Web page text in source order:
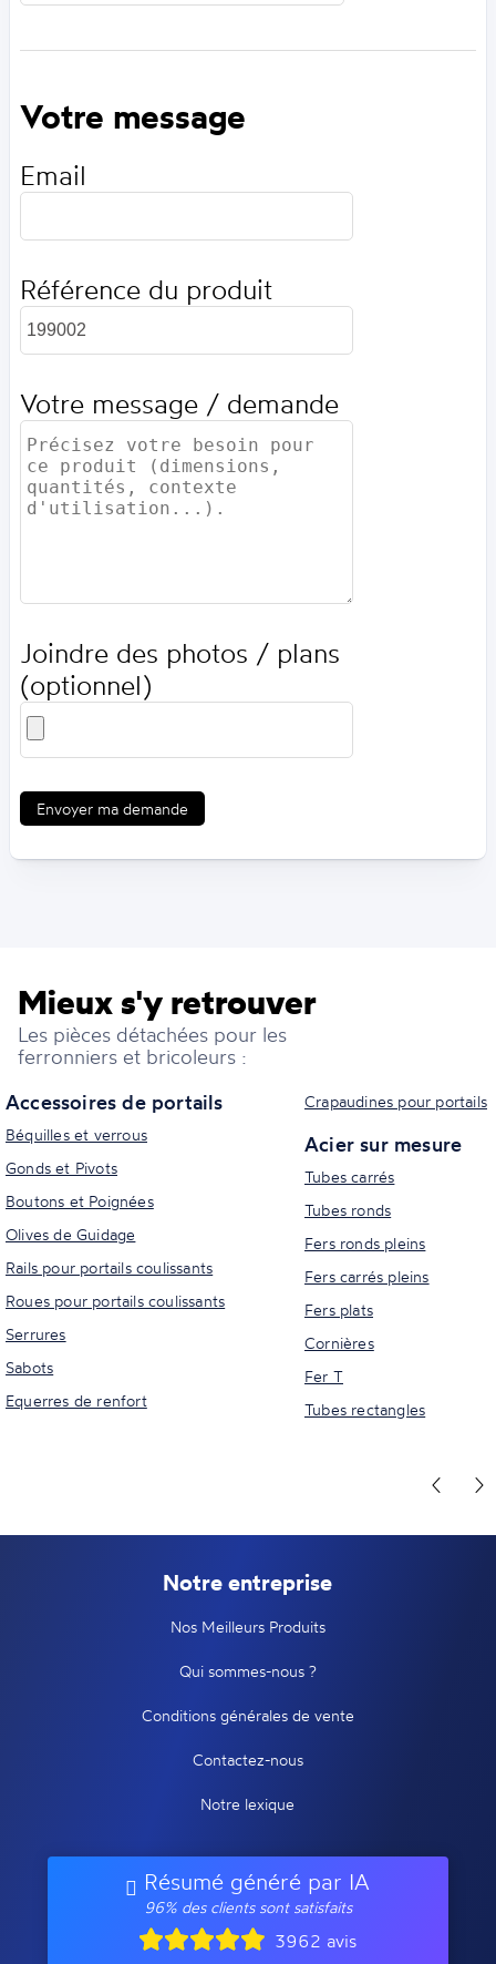
Votre message
Email
Référence du produit
Votre message / demande
Joindre des photos / plans
(optionnel)
Envoyer ma demande
Mieux s'y retrouver
Les pièces détachées pour les
ferronniers et bricoleurs :
Accessoires de portails
Béquilles et verrous
Gonds et Pivots
Boutons et Poignées
Olives de Guidage
Rails pour portails coulissants
Roues pour portails coulissants
Serrures
Sabots
Equerres de renfort
Crapaudines pour portails
Acier sur mesure
Tubes carrés
Tubes ronds
Fers ronds pleins
Fers carrés pleins
Fers plats
Cornières
Fer T
Tubes rectangles
Notre entreprise
Nos Meilleurs Produits
Qui sommes-nous ?
Conditions générales de vente
Contactez-nous
Notre lexique
Résumé généré par IA
96% des clients sont satisfaits
3962 avis